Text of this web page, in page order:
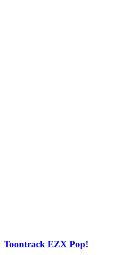
Toontrack EZX Pop!